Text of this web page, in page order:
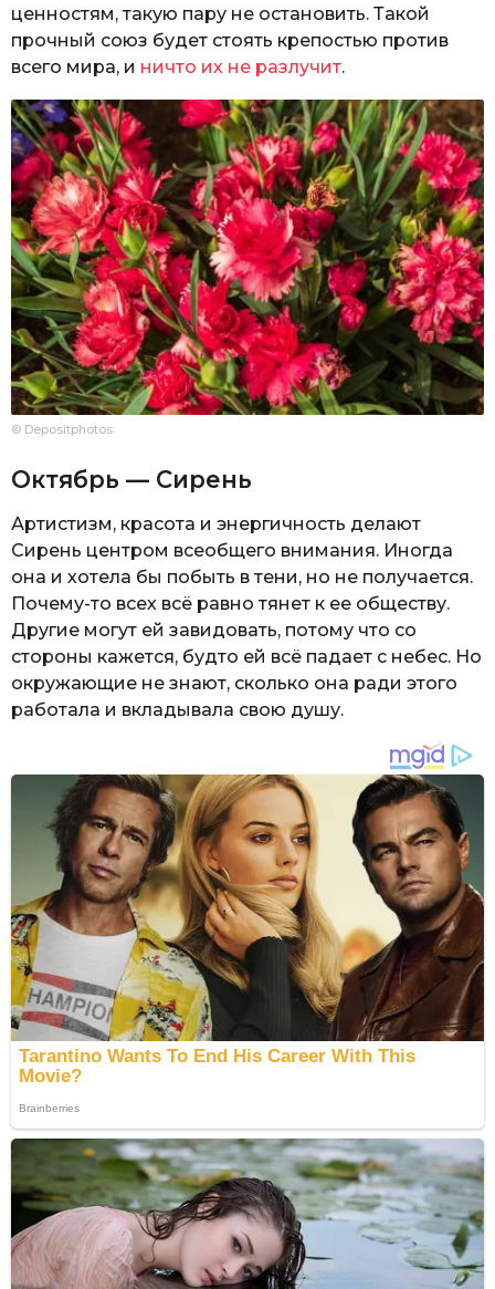
ценностям, такую пару не остановить. Такой
прочный союз будет стоять крепостью против
всего мира, и ничто их не разлучит.
© Depositphotos
Октябрь — Сирень
Артистизм, красота и энергичность делают
Сирень центром всеобщего внимания. Иногда
она и хотела бы побыть в тени, но не получается.
Почему-то всех всё равно тянет к ее обществу.
Другие могут ей завидовать, потому что со
стороны кажется, будто ей всё падает с небес. Но
окружающие не знают, сколько она ради этого
работала и вкладывала свою душу.